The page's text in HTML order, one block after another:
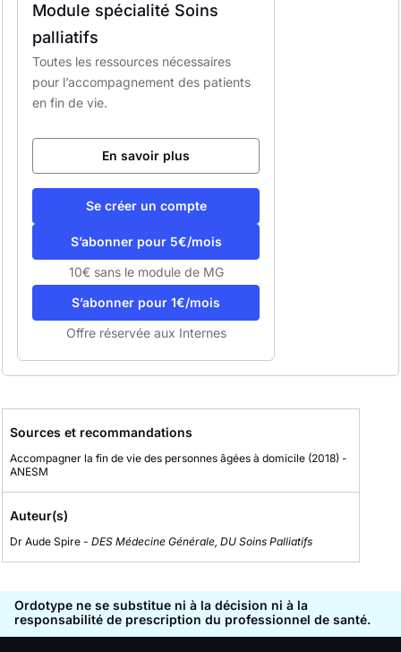
Module spécialité Soins
palliatifs
Toutes les ressources nécessaires
pour l’accompagnement des patients
en fin de vie.
En savoir plus
Se créer un compte
S’abonner pour 5€/mois
10€ sans le module de MG
S’abonner pour 1€/mois
Offre réservée aux Internes
Sources et recommandations
Accompagner la fin de vie des personnes âgées à domicile (2018) -
ANESM
Auteur(s)
Dr Aude Spire - DES Médecine Générale, DU Soins Palliatifs
Ordotype ne se substitue ni à la décision ni à la
responsabilité de prescription du professionnel de santé.